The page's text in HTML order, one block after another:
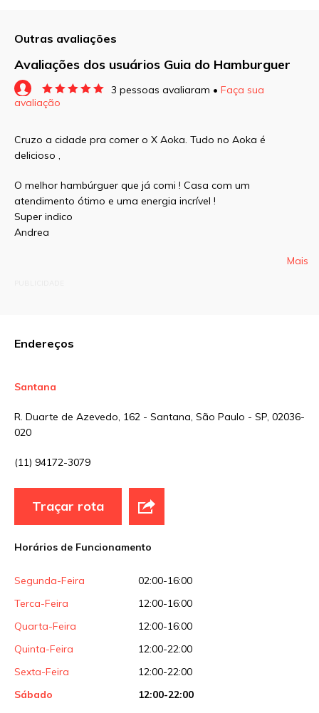
Outras avaliações
Avaliações dos usuários Guia do Hamburguer
3 pessoas avaliaram • Faça sua
avaliação
Campos obrigatórios são marcados com*
Cruzo a cidade pra comer o X Aoka. Tudo no Aoka é
delicioso ,
O melhor hambúrguer que já comi ! Casa com um
atendimento ótimo e uma energia incrível !
Super indico
Andrea
Mais
Endereços
Santana
R. Duarte de Azevedo, 162 - Santana, São Paulo - SP, 02036-
020
(11) 94172-3079
Traçar rota
Horários de Funcionamento
Segunda-Feira
02:00-16:00
Terca-Feira
12:00-16:00
Quarta-Feira
12:00-16:00
Quinta-Feira
12:00-22:00
Sexta-Feira
12:00-22:00
Sábado
12:00-22:00